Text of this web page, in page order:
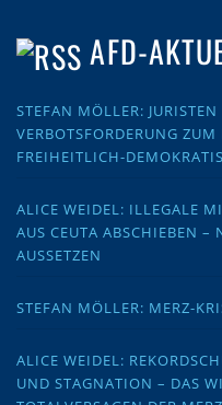
AFD-
STEFAN MÖLLER:
VERBOTSFORDERUNG ZUM
FREIHEITLICH-
ALICE WEIDEL: ILLEGALE
AUS CEUTA ABSCHIEBEN –
AUSSETZEN
STEFAN MÖLLER: MERZ-
ALICE WEIDEL:
UND STAGNATION – DAS